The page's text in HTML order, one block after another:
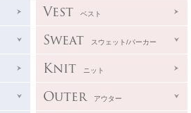
Vest ベスト
Sweat スウェット/パーカー
Knit ニット
Outer アウター